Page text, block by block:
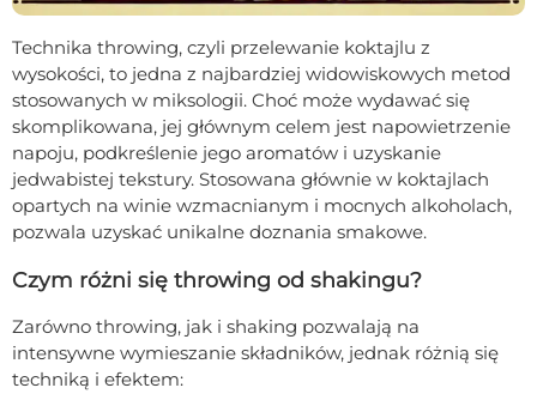
Technika throwing, czyli przelewanie koktajlu z
wysokości, to jedna z najbardziej widowiskowych metod
stosowanych w miksologii. Choć może wydawać się
skomplikowana, jej głównym celem jest napowietrzenie
napoju, podkreślenie jego aromatów i uzyskanie
jedwabistej tekstury. Stosowana głównie w koktajlach
opartych na winie wzmacnianym i mocnych alkoholach,
pozwala uzyskać unikalne doznania smakowe.
Czym różni się throwing od shakingu?
Zarówno throwing, jak i shaking pozwalają na
intensywne wymieszanie składników, jednak różnią się
techniką i efektem: